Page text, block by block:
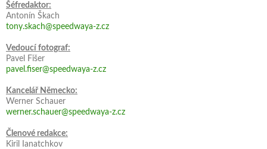
Šéfredaktor:
Antonín Škach
tony.skach@speedwaya-z.cz
Vedoucí fotograf:
Pavel Fišer
pavel.fiser@speedwaya-z.cz
Kancelář Německo:
Werner Schauer
werner.schauer@speedwaya-z.cz
Členové redakce:
Kiril Ianatchkov